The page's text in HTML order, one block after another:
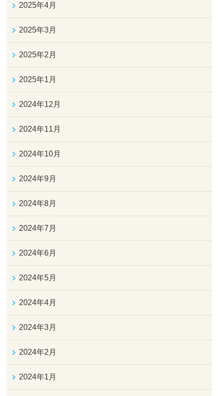
2025年4月
2025年3月
2025年2月
2025年1月
2024年12月
2024年11月
2024年10月
2024年9月
2024年8月
2024年7月
2024年6月
2024年5月
2024年4月
2024年3月
2024年2月
2024年1月